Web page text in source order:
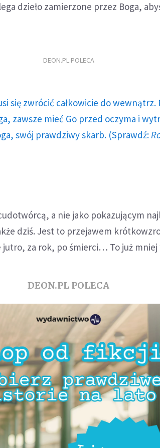
dzieło zamierzone przez Boga,
DEON.PL POLECA
się zwrócić całkowicie do wewnątrz.
zawsze mieć Go przed oczyma i
swój prawdziwy skarb. (Sprawdź:
a nie jako pokazującym
dziś. Jest to przejawem
jutro, za rok, po śmierci… To już mniej
DEON.PL POLECA